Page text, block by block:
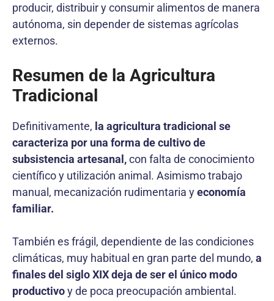
producir, distribuir y consumir alimentos de manera
autónoma, sin depender de sistemas agrícolas
externos.
Resumen de la Agricultura
Tradicional
Definitivamente, la agricultura tradicional se
caracteriza por una forma de cultivo de
subsistencia artesanal,con falta de conocimiento
científico y utilización animal. Asimismo trabajo
manual, mecanización rudimentaria yeconomía
familiar.
También es frágil, dependiente de las condiciones
climáticas, muy habitual en gran parte del mundo, a
finales del siglo XIX deja de ser el único modo
productivoy de poca preocupación ambiental.